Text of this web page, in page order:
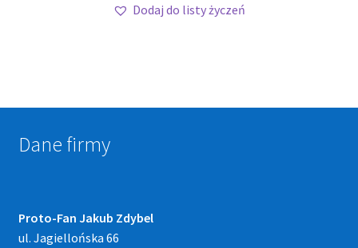
Dodaj do listy życzeń
Dane firmy
Proto-Fan Jakub Zdybel
ul. Jagiellońska 66